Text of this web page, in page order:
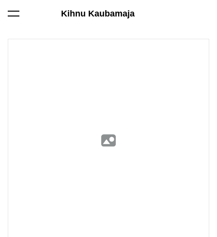
Kihnu Kaubamaja
lisati ostukorvi. Vaata ostukorvi